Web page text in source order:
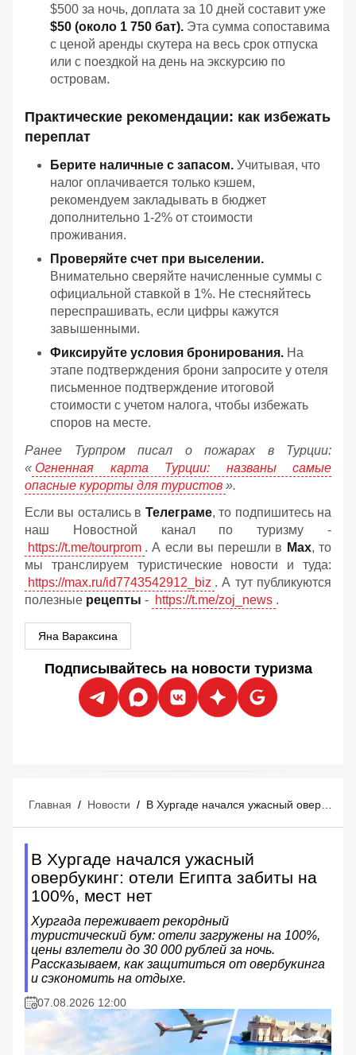
$500 за ночь, доплата за 10 дней составит уже
$50 (около 1 750 бат). Эта сумма сопоставима
с ценой аренды скутера на весь срок отпуска
или с поездкой на день на экскурсию по
островам.
Практические рекомендации: как избежать
переплат
Берите наличные с запасом. Учитывая, что
налог оплачивается только кэшем,
рекомендуем закладывать в бюджет
дополнительно 1-2% от стоимости
проживания.
Проверяйте счет при выселении.
Внимательно сверяйте начисленные суммы с
официальной ставкой в 1%. Не стесняйтесь
переспрашивать, если цифры кажутся
завышенными.
Фиксируйте условия бронирования. На
этапе подтверждения брони запросите у отеля
письменное подтверждение итоговой
стоимости с учетом налога, чтобы избежать
споров на месте.
Ранее Турпром писал о пожарах в Турции:
« Огненная карта Турции: названы самые
опасные курорты для туристов ».
Если вы остались в Телеграме, то подпишитесь на
наш Новостной канал по туризму -
https://t.me/tourprom . А если вы перешли в Мах, то
мы транслируем туристические новости и туда:
https://max.ru/id7743542912_biz . А тут публикуются
полезные рецепты - https://t.me/zoj_news .
Яна Вараксина
Подписывайтесь на новости туризма
Главная / Новости /
В Хургаде начался ужасный
овербукинг: отели Египта забиты на
100%, мест нет
Хургада переживает рекордный
туристический бум: отели загружены на 100%,
цены взлетели до 30 000 рублей за ночь.
Рассказываем, как защититься от овербукинга
и сэкономить на отдыхе.
07.08.2026 12:00